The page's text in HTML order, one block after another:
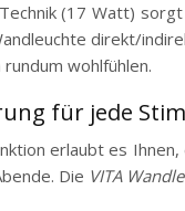
(17 Watt)
direkt/
wohlfühlen.
für jede
erlaubt es
Die VITA